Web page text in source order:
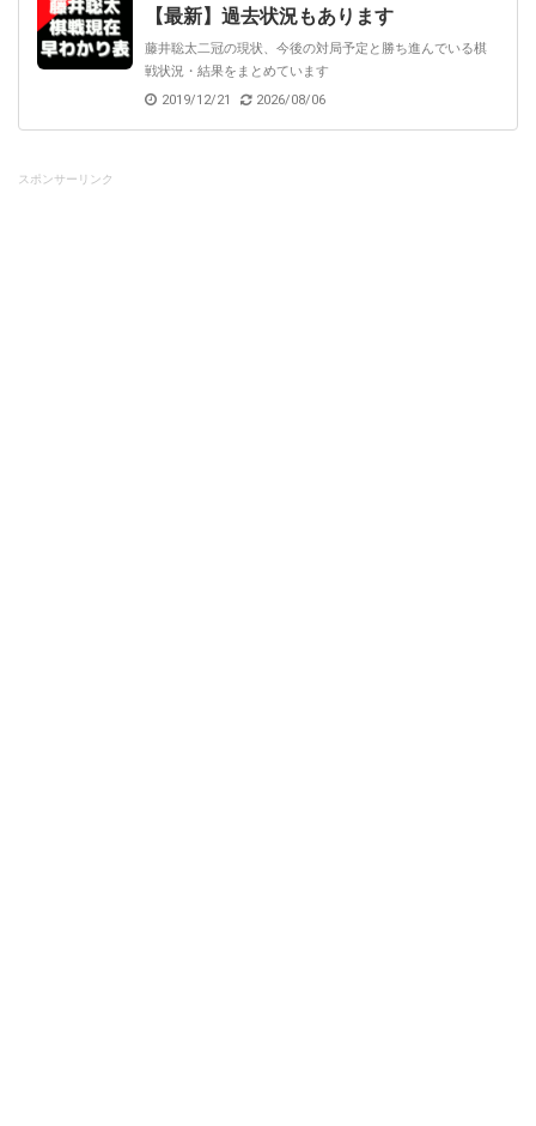
【最新】過去状況もあります
藤井聡太二冠の現状、今後の対局予定と勝ち進んでいる棋
戦状況・結果をまとめています
2019/12/21
2026/08/06
スポンサーリンク